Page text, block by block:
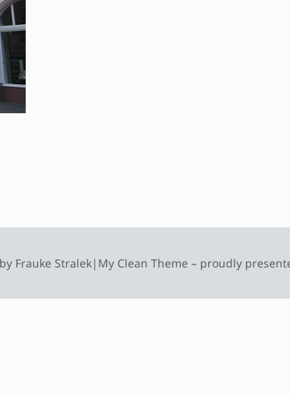
Frauke Stralek| My Clean Theme – proudly